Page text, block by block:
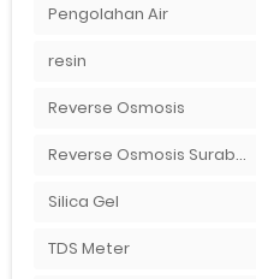
Pengolahan Air
resin
Reverse Osmosis
Reverse Osmosis Surabaya
Silica Gel
TDS Meter